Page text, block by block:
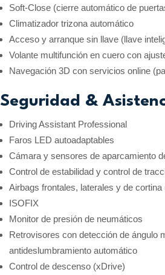
Soft-Close (cierre automático de
Climatizador trizona automático
Acceso y arranque sin llave (llave
Volante multifunción en cuero con
Navegación 3D con servicios online
Seguridad &
Driving Assistant Professional
Faros LED autoadaptables
Cámara y sensores de aparcamiento
Control de estabilidad y control de
Airbags frontales, laterales y de cortina
ISOFIX
Monitor de presión de neumáticos
Retrovisores con detección de ángulo
antideslumbramiento automático
Control de descenso (xDrive)